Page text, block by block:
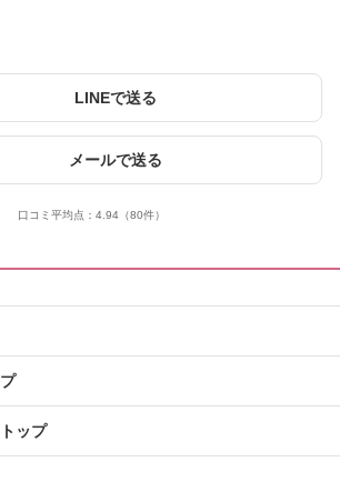
LINEで送る
メールで送る
口コミ平均点： 4.94（80件）
ップ